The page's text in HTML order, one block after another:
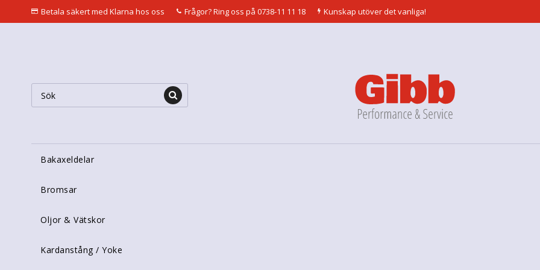
Betala säkert med Klarna hos oss Frågor? Ring oss på 0738-11 11 18 Kunskap utöver det vanliga!
Bakaxeldelar
Bromsar
Oljor & Vätskor
Kardanstång / Yoke